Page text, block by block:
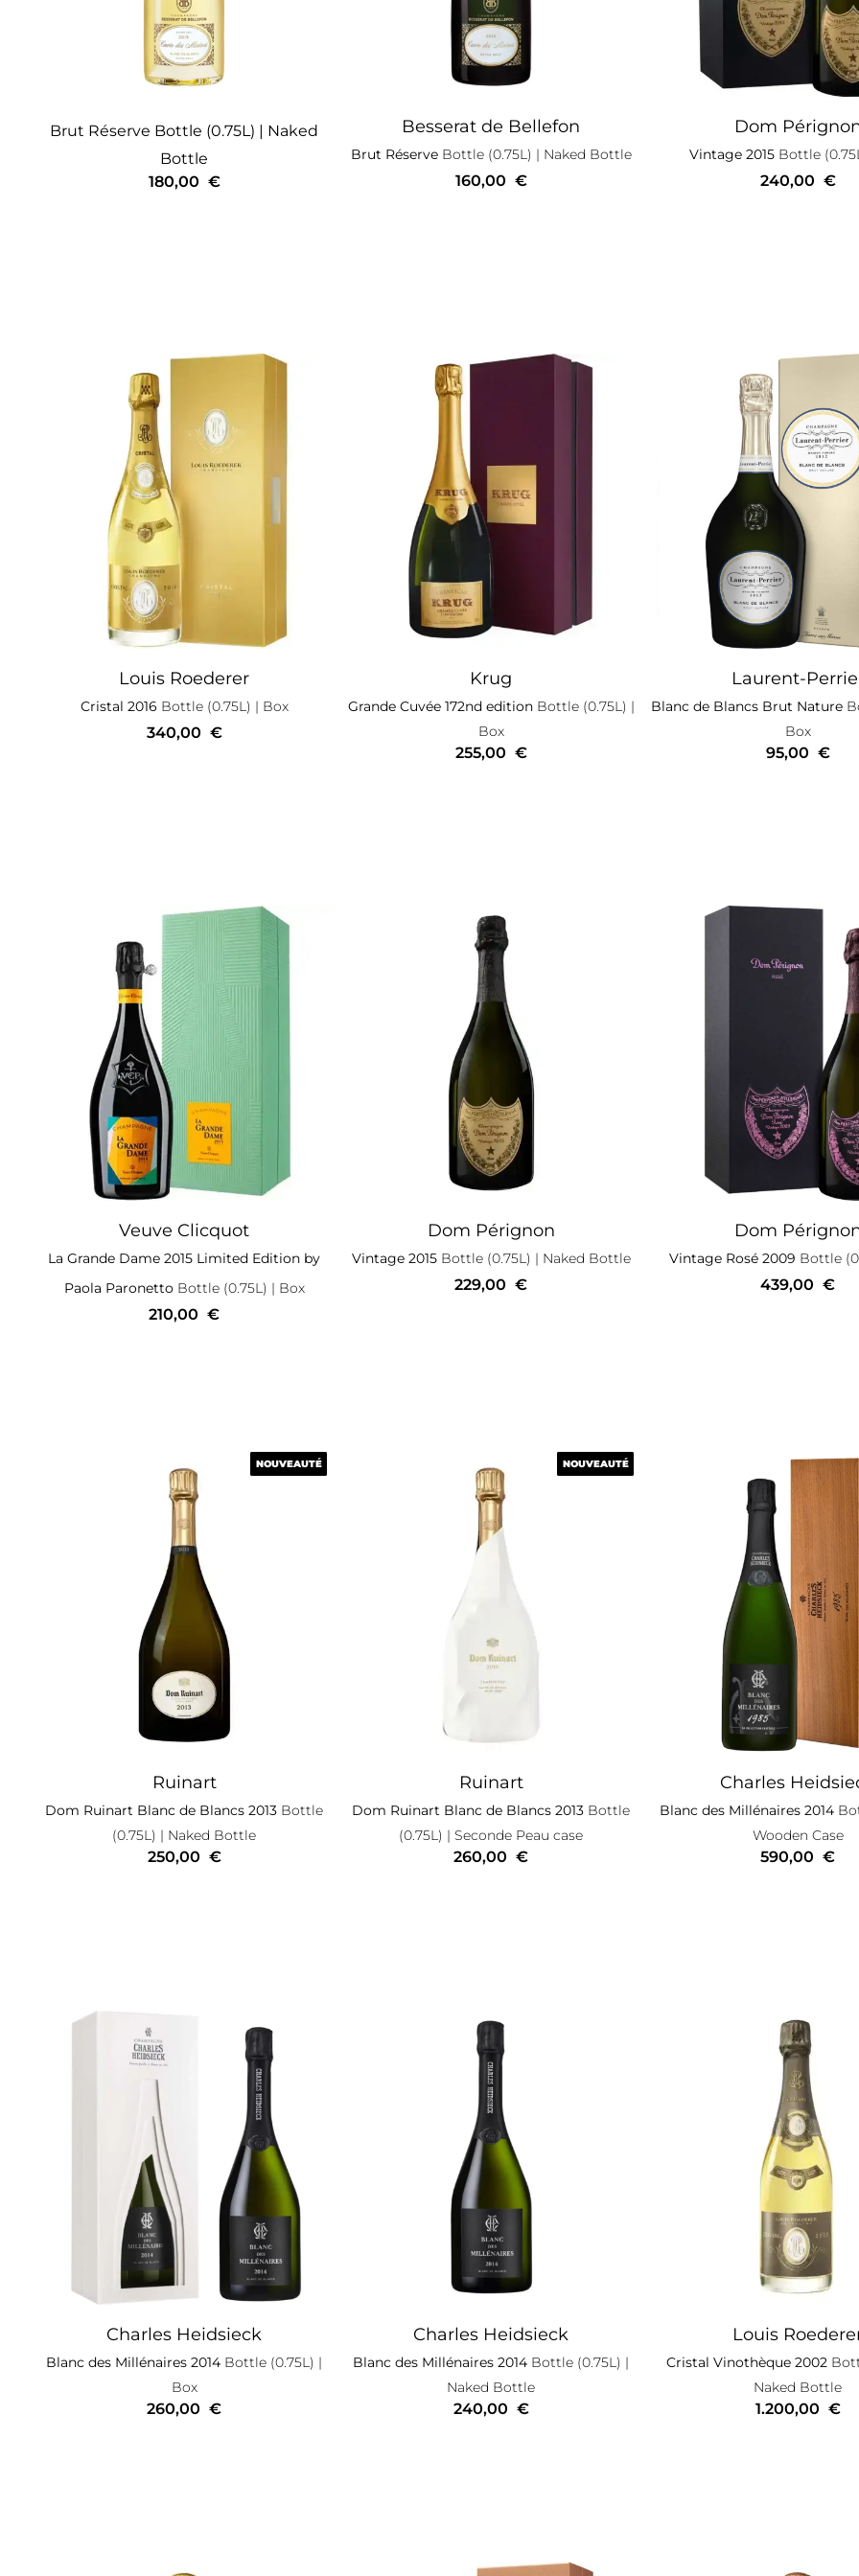
Brut Réserve Bottle (0.75L) | Naked
Bottle
180,00 €
Besserat de Bellefon
Brut RéserveBottle (0.75L) | Naked Bottle
160,00 €
Dom
Vintage 2015 Bottle
240,00 €
Louis Roederer
Cristal 2016 Bottle (0.75L) | Box
340,00 €
Krug
Grande Cuvée 172nd editionBottle (0.75L) |
Box
255,00 €
Laurent-
Blanc de Blancs Brut Nature
Box
95,00 €
Veuve Clicquot
La Grande Dame 2015 Limited Edition by
Paola ParonettoBottle (0.75L) | Box
210,00 €
Dom Pérignon
Vintage 2015Bottle (0.75L) | Naked Bottle
229,00 €
Dom
Vintage Rosé 2009 Bottle
439,00 €
NOUVEAUTÉ
Ruinart
Dom Ruinart Blanc de Blancs 2013 Bottle
(0.75L) | Naked Bottle
NOUVEAUTÉ
250,00 €
NOUVEAUTÉ
Ruinart
Dom Ruinart Blanc de Blancs 2013 Bottle
(0.75L) | Seconde Peau case
NOUVEAUTÉ
260,00 €
Charles
Blanc des Millénaires 2014
Wooden Case
590,00 €
Charles Heidsieck
Blanc des Millénaires 2014 Bottle (0.75L) |
Box
260,00 €
Charles Heidsieck
Blanc des Millénaires 2014 Bottle (0.75L) |
Naked Bottle
240,00 €
Louis
Cristal Vinothèque 2002
Naked Bottle
1.200,00 €